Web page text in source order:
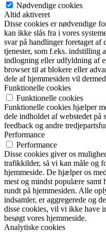
Nødvendige cookies
Altid aktiveret
Disse cookies er nødvendige
kan ikke slås fra i vores
svar på handlinger foretaget af
tjenester, som f.eks. indstilling
indlogning eller udfyldning af
browser til at blokere eller
dele af hjemmesiden vil
Funktionelle cookies
Funktionelle cookies
Funktionelle cookies hjælper
dele indholdet af webstedet på
feedback og andre
Performance
Performance
Disse cookies giver os
trafikkilder, så vi kan måle og
hjemmeside. De hjælper os
mest og mindst populære samt
rundt på hjemmesiden. Alle
indsamler, er aggregerede og
disse cookies, vil vi ikke have
besøgt vores hjemmeside.
Analytiske cookies